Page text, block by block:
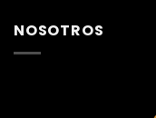
NOSOTROS